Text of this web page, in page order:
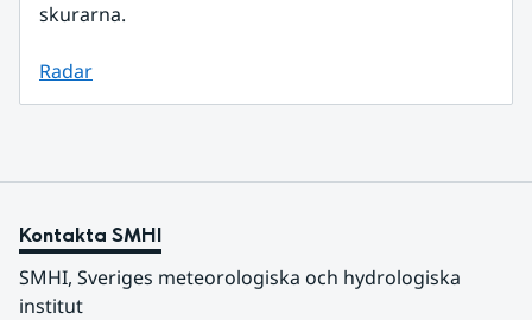
skurarna.
Radar
Kontakta SMHI
SMHI, Sveriges meteorologiska och hydrologiska
institut